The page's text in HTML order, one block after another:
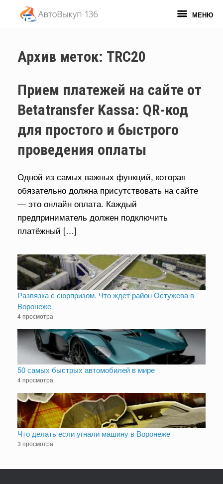
содержанию
МЕНЮ
Архив меток: TRC20
Прием платежей на сайте от
Betatransfer Kassa: QR-код
для простого и быстрого
проведения оплаты
Одной из самых важных функций, которая
обязательно должна присутствовать на сайте
— это онлайн оплата. Каждый
предприниматель должен подключить
платёжный […]
Развязка с сюрпризом. Что ждет район Остужева в
Воронеже
4 просмотра
50 самых быстрых автомобилей в мире
4 просмотра
Что делать если угнали машину в Воронеже
3 просмотра